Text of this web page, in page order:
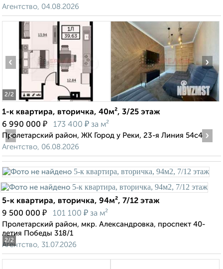
Агентство, 04.08.2026
2/2
‹ ›
1-к квартира, вторичка, 40м², 3/25 этаж
6 990 000 ₽ 173 400 ₽ за м²
Пролетарский район, ЖК Город у Реки, 23-я Линия 54с4
Агентство, 06.08.2026
2/2
‹ ›
5-к квартира, вторичка, 94м², 7/12 этаж
9 500 000 ₽ 101 100 ₽ за м²
Пролетарский район, мкр. Александровка, проспект 40-
летия Победы 318/1
Агентство, 31.07.2026